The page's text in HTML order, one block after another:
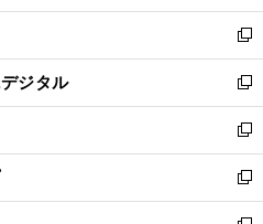
開
く
ウ
で
開
く
ン
ド
ウ
で
開
く
ウ
ィ
ン
ド
ウ
で
開
く
新
し
い
ウ
ィ
ン
ド
ウ
ジタル
新
し
い
ウ
ィ
ン
新
し
い
ウ
新
し